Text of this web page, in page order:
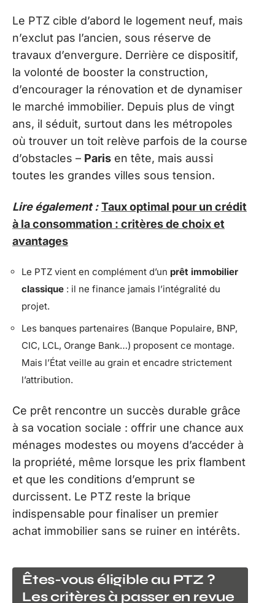
Le PTZ cible d’abord le logement neuf, mais
n’exclut pas l’ancien, sous réserve de
travaux d’envergure. Derrière ce dispositif,
la volonté de booster la construction,
d’encourager la rénovation et de dynamiser
le marché immobilier. Depuis plus de vingt
ans, il séduit, surtout dans les métropoles
où trouver un toit relève parfois de la course
d’obstacles – Paris en tête, mais aussi
toutes les grandes villes sous tension.
Lire également : Taux optimal pour un crédit
à la consommation : critères de choix et
avantages
Le PTZ vient en complément d’un prêt immobilier
classique : il ne finance jamais l’intégralité du
projet.
Les banques partenaires (Banque Populaire, BNP,
CIC, LCL, Orange Bank…) proposent ce montage.
Mais l’État veille au grain et encadre strictement
l’attribution.
Ce prêt rencontre un succès durable grâce
à sa vocation sociale : offrir une chance aux
ménages modestes ou moyens d’accéder à
la propriété, même lorsque les prix flambent
et que les conditions d’emprunt se
durcissent. Le PTZ reste la brique
indispensable pour finaliser un premier
achat immobilier sans se ruiner en intérêts.
Êtes-vous éligible au PTZ ?
Les critères à passer en revue